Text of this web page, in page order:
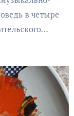
в четыре